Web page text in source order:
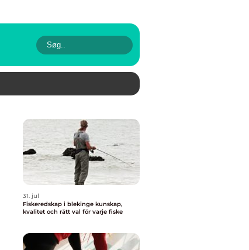
31. jul
Fiskeredskap i blekinge kunskap,
kvalitet och rätt val för varje fiske